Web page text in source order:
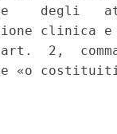
degli
clinica
2,